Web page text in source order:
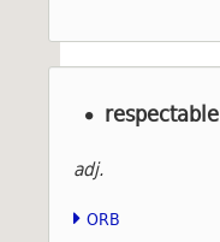
respectable
adj.
ORB